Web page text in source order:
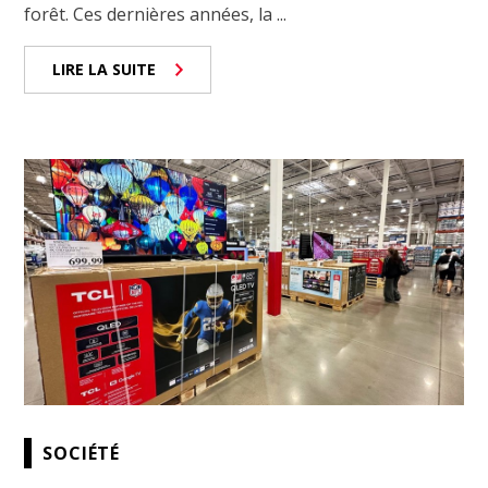
forêt. Ces dernières années, la ...
LIRE LA SUITE
SOCIÉTÉ